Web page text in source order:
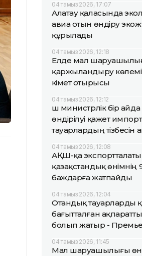
04 тамыз 2026, 17:07
Алатау қаласында
авиа отын өндіру
құрылады
04 тамыз 2026, 12:18
Елде мал
қаржыландыру
Үкімет отырысы
04 тамыз 2026, 12:12
Үш министрлік бір
өндірілуі қажет
тауарлардың
04 тамыз 2026, 12:08
АҚШ-қа
қазақстандық
баждарға жатпайды
04 тамыз 2026, 12:04
Отандық тауарларды
бағытталған
болып жатыр -
04 тамыз 2026, 11:45
Мал шаруашылығы